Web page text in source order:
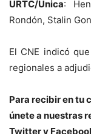
URTC/Unica:
Rondón, Stalin
El CNE indicó
regionales a
Para recibir en tu
únete a nuestras
Twitter y